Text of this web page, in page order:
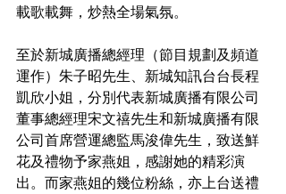
載歌載舞，炒熱全場氣氛。
至於新城廣播總經理（節目規劃及頻道
運作）朱子昭先生、新城知訊台台長程
凱欣小姐，分別代表新城廣播有限公司
董事總經理宋文禧先生和新城廣播有限
公司首席營運總監馬浚偉先生，致送鮮
花及禮物予家燕姐，感謝她的精彩演
出。而家燕姐的幾位粉絲，亦上台送禮